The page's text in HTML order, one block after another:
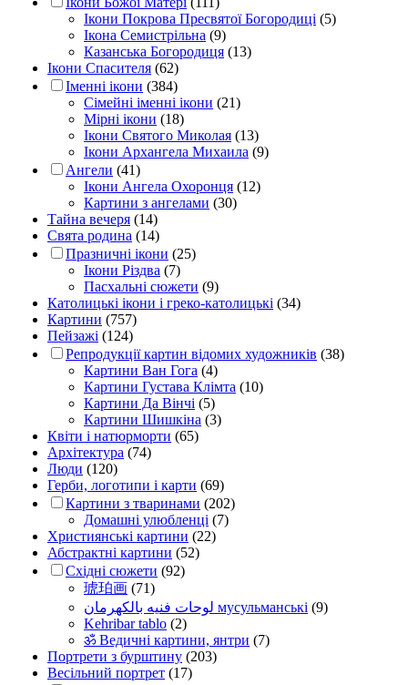
Ікони Покрова Пресвятої Богородиці (5)
Ікона Семистрільна (9)
Казанська Богородиця (13)
Ікони Спасителя (62)
Іменні ікони (384)
Сімейні іменні ікони (21)
Мірні ікони (18)
Ікони Святого Миколая (13)
Ікони Архангела Михаила (9)
Ангели (41)
Ікони Ангела Охоронця (12)
Картини з ангелами (30)
Тайна вечеря (14)
Свята родина (14)
Празничні ікони (25)
Ікони Різдва (7)
Пасхальні сюжети (9)
Католицькі ікони і греко-католицькі (34)
Картини (757)
Пейзажі (124)
Репродукції картин відомих художників (38)
Картини Ван Гога (4)
Картини Густава Клімта (10)
Картини Да Вінчі (5)
Картини Шишкіна (3)
Квіти і натюрморти (65)
Архітектура (74)
Люди (120)
Герби, логотипи і карти (69)
Картини з тваринами (202)
Домашні улюбленці (7)
Християнські картини (22)
Абстрактні картини (52)
Східні сюжети (92)
琥珀画 (71)
لوحات فنيه بالكهرمان мусульманські (9)
Kehribar tablo (2)
ॐ Ведичні картини, янтри (7)
Портрети з бурштину (203)
Весільний портрет (17)